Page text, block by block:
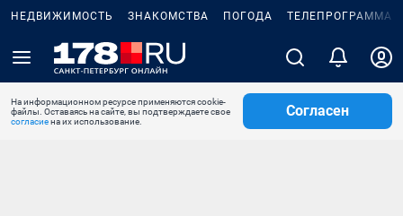
НЕДВИЖИМОСТЬ ЗНАКОМСТВА ПОГОДА ТЕЛЕПРОГРАММА
На информационном ресурсе применяются cookie-
файлы. Оставаясь на сайте, вы подтверждаете свое
согласиена их использование.
Согласен